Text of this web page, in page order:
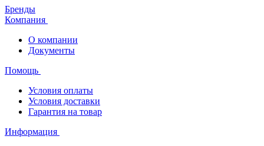
Бренды
Компания
О компании
Документы
Помощь
Условия оплаты
Условия доставки
Гарантия на товар
Информация